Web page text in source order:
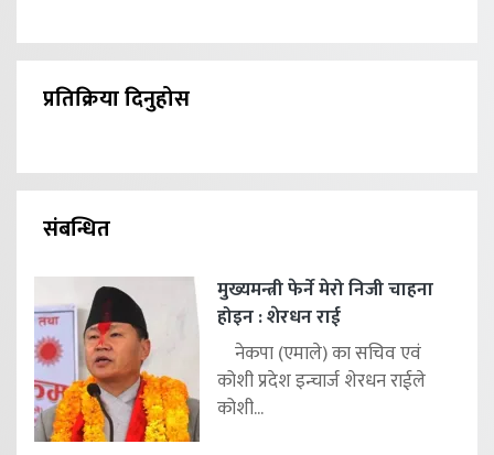
प्रतिक्रिया दिनुहोस
संबन्धित
मुख्यमन्त्री फेर्ने मेरो निजी चाहना
होइन : शेरधन राई
नेकपा (एमाले) का सचिव एवं
कोशी प्रदेश इन्चार्ज शेरधन राईले
कोशी...